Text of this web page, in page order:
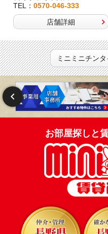
TEL： 0570-046-333
店舗詳細
ミニミニチン
お部屋探しと